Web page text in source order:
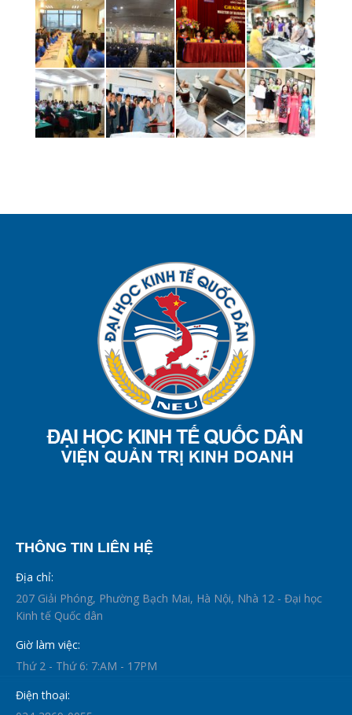
THÔNG TIN LIÊN HỆ
Địa chỉ:
207 Giải Phóng, Phường Bạch Mai, Hà Nội, Nhà 12 - Đại học
Kinh tế Quốc dân
Giờ làm việc:
Thứ 2 - Thứ 6: 7:AM - 17PM
Điện thoại: